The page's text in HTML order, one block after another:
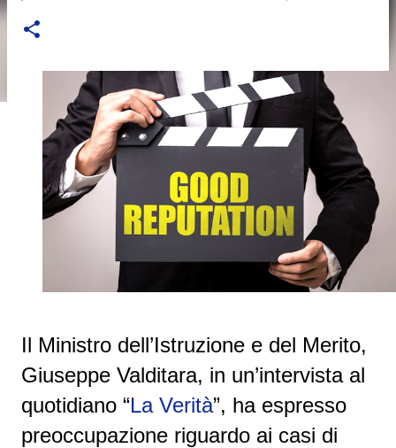
Il Ministro dell’Istruzione e del Merito,
Giuseppe Valditara, in un’intervista al
quotidiano “La Verità”, ha espresso
preoccupazione riguardo ai casi di